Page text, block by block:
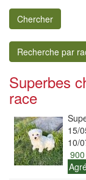
Chercher
Recherche par
Superbes
race
15/
10/